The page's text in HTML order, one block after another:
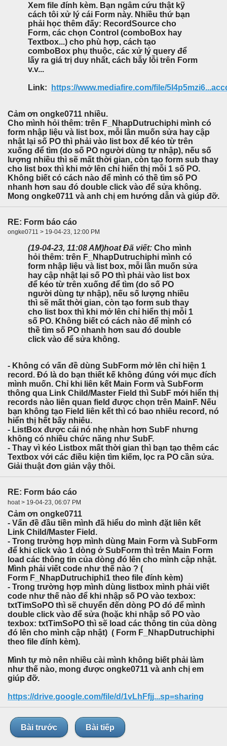
Xem file đính kèm. Bạn ngâm cứu thật kỹ
cách tôi xử lý cái Form này. Nhiều thứ bạn
phải học thêm đấy: RecordSource cho
Form, các chọn Control (comboBox hay
Textbox...) cho phù hợp, cách tạo
comboBox phụ thuộc, các xử lý query để
lấy ra giá trị duy nhất, cách bẫy lỗi trên Form
v.v...
Link: https://www.mediafire.com/file/
Cảm ơn ongke0711 nhiều.
Cho mình hỏi thêm: trên F_NhapDutruchiphi mình có
form nhập liệu và list box, mỗi lần muốn sửa hay cập
nhật lại số PO thì phải vào list box để kéo từ trên
xuống để tìm (do số PO người dùng tự nhập), nếu số
lượng nhiều thì sẽ mất thời gian, còn tạo form sub thay
cho list box thì khi mở lên chỉ hiển thị mỗi 1 số PO.
Không biết có cách nào để mình có thề tìm số PO
nhanh hơn sau đó double click vào để sửa không.
Mong ongke0711 và anh chị em hướng dẫn và giúp đỡ.
RE: Form báo cáo
ongke0711 > 19-04-23, 12:00 PM
(19-04-23, 11:08 AM)hoat Đã viết: Cho mình
hỏi thêm: trên F_NhapDutruchiphi mình có
form nhập liệu và list box, mỗi lần muốn sửa
hay cập nhật lại số PO thì phải vào list box
để kéo từ trên xuống để tìm (do số PO
người dùng tự nhập), nếu số lượng nhiều
thì sẽ mất thời gian, còn tạo form sub thay
cho list box thì khi mở lên chỉ hiển thị mỗi 1
số PO. Không biết có cách nào để mình có
thề tìm số PO nhanh hơn sau đó double
click vào để sửa không.
- Không có vấn đề dùng SubForm mở lên chỉ hiện 1
record. Đó là do bạn thiết kế không đúng với mục đích
mình muốn. Chỉ khi liên kết Main Form và SubForm
thông qua Link Child/Master Field thì SubF mới hiển thị
records nào liên quan field được chọn trên MainF. Nếu
bạn không tạo Field liên kết thì có bao nhiêu record, nó
hiển thị hết bấy nhiêu.
- ListBox được cái nó nhẹ nhàn hơn SubF nhưng
không có nhiều chức năng như SubF.
- Thay vì kéo Listbox mất thời gian thì bạn tạo thêm các
Textbox với các điều kiện tìm kiếm, lọc ra PO cần sửa.
Giải thuật đơn giản vậy thôi.
RE: Form báo cáo
hoat > 19-04-23, 06:07 PM
Cảm ơn ongke0711
- Vấn đề đầu tiền mình đã hiểu do mình đặt liên kết
Link Child/Master Field.
- Trong trường hợp mình dùng Main Form và SubForm
để khi click vào 1 dòng ở SubForm thì trên Main Form
load các thông tin của dòng đó lên cho mình cập nhật.
Mình phải viết code như thế nào ? (
Form F_NhapDutruchiphi1 theo file đính kèm)
- Trong trường hợp mình dùng listbox mình phải viết
code như thế nào để khi nhập số PO vào texbox:
txtTimSoPO thì sẽ chuyển đến dòng PO đó để mình
double click vào để sửa (hoặc khi nhập số PO vào
texbox: txtTimSoPO thì sẽ load các thông tin của dòng
đó lên cho mình cập nhật) ( Form F_NhapDutruchiphi
theo file đính kèm).
Mình tự mò nên nhiều cài mình không biết phải làm
như thế nào, mong được ongke0711 và anh chị em
giúp đỡ.
https://drive.google.com/file/d/1vLhFfjj...sp=sharing
Bài trước Bài tiếp